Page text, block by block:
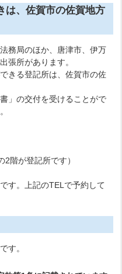
、佐賀市の佐賀地方
務局のほか、唐津市、伊万
張所があります。
きる登記所は、佐賀市の佐
」の交付を受けることがで
階が登記所です）
す。上記のTELで予約して
す。